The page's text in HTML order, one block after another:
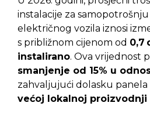
instalacije za
električnog vozila iznosi
s približnom cijenom od 0,7
instalirano. Ova vrijednost
smanjenje od 15% u
zahvaljujući dolasku
većoj lokalnoj proizvodnji